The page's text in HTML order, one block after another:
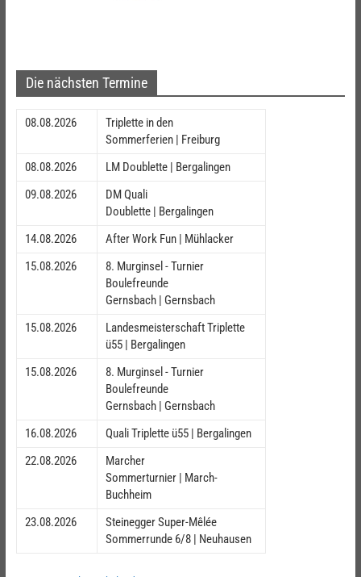
Die nächsten Termine
08.08.2026
Triplette in den
Sommerferien | Freiburg
08.08.2026
LM Doublette | Bergalingen
09.08.2026
DM Quali
Doublette | Bergalingen
14.08.2026
After Work Fun | Mühlacker
15.08.2026
8. Murginsel - Turnier
Boulefreunde
Gernsbach | Gernsbach
15.08.2026
Landesmeisterschaft Triplette
ü55 | Bergalingen
15.08.2026
8. Murginsel - Turnier
Boulefreunde
Gernsbach | Gernsbach
16.08.2026
Quali Triplette ü55 | Bergalingen
22.08.2026
Marcher
Sommerturnier | March-
Buchheim
23.08.2026
Steinegger Super-Mêlée
Sommerrunde 6/8 | Neuhausen